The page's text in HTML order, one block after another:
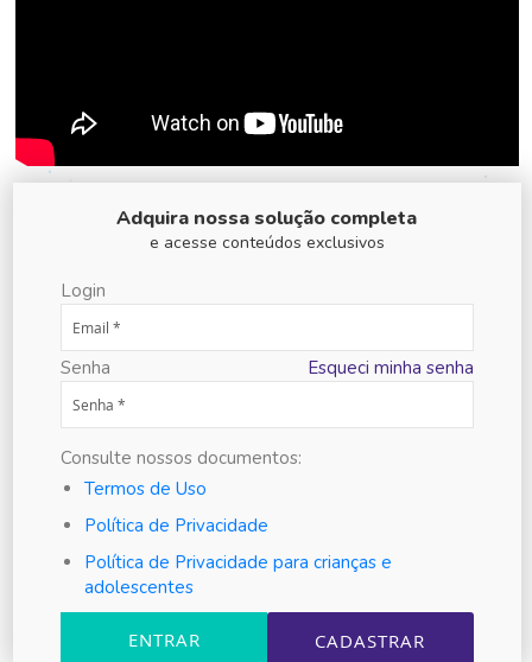
Adquira nossa solução completa
e acesse conteúdos exclusivos
Login
Senha Esqueci minha senha
Consulte nossos documentos:
Termos de Uso
Política de Privacidade
Política de Privacidade para crianças e
adolescentes
ENTRAR CADASTRAR